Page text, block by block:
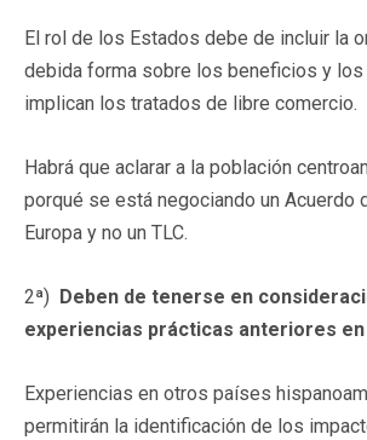
El rol de los Estados debe de incluir la
debida forma sobre los beneficios y
implican los tratados de libre comercio.
Habrá que aclarar a la población
porqué se está negociando un Acuerdo
Europa y no un TLC.
2ª) Deben de tenerse en
experiencias prácticas anteriores en
Experiencias en otros países
permitirán la identificación de los